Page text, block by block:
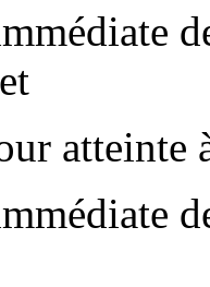
atteinte